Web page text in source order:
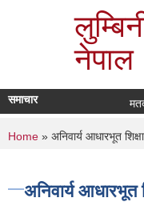
नेपाल
समाचार
You are here
Home » अनिवार्य आधारभूत
अनिवार्य आधारभूत